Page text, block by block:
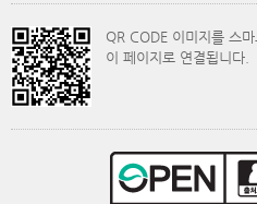
QR CODE 이미지를 스
이 페이지로 연결됩니다.